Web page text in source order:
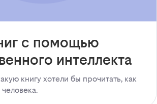
с помощью
интеллекта
книгу хотели бы прочитать, как